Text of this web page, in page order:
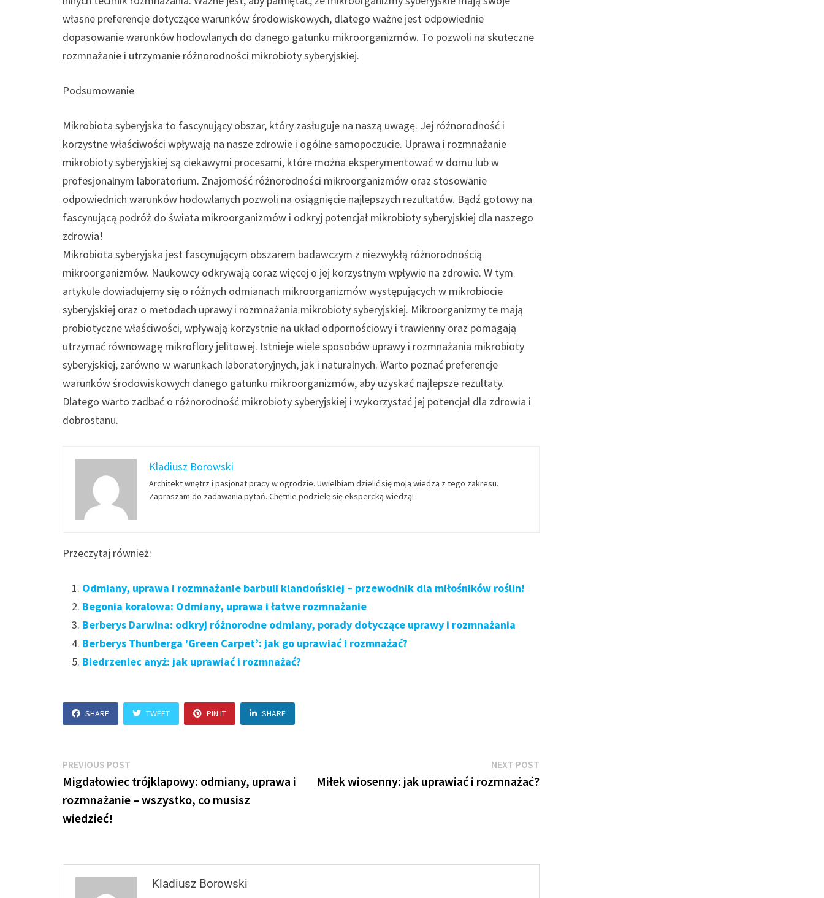
własne preferencje dotyczące warunków środowiskowych, dlatego ważne jest odpowiednie
dopasowanie warunków hodowlanych do danego gatunku mikroorganizmów. To pozwoli na skuteczne
rozmnażanie i utrzymanie różnorodności mikrobioty syberyjskiej.
Podsumowanie
Mikrobiota syberyjska to fascynujący obszar, który zasługuje na naszą uwagę. Jej różnorodność i
korzystne właściwości wpływają na nasze zdrowie i ogólne samopoczucie. Uprawa i rozmnażanie
mikrobioty syberyjskiej są ciekawymi procesami, które można eksperymentować w domu lub w
profesjonalnym laboratorium. Znajomość różnorodności mikroorganizmów oraz stosowanie
odpowiednich warunków hodowlanych pozwoli na osiągnięcie najlepszych rezultatów. Bądź gotowy na
fascynującą podróż do świata mikroorganizmów i odkryj potencjał mikrobioty syberyjskiej dla naszego
zdrowia!
Mikrobiota syberyjska jest fascynującym obszarem badawczym z niezwykłą różnorodnością
mikroorganizmów. Naukowcy odkrywają coraz więcej o jej korzystnym wpływie na zdrowie. W tym
artykule dowiadujemy się o różnych odmianach mikroorganizmów występujących w mikrobiocie
syberyjskiej oraz o metodach uprawy i rozmnażania mikrobioty syberyjskiej. Mikroorganizmy te mają
probiotyczne właściwości, wpływają korzystnie na układ odpornościowy i trawienny oraz pomagają
utrzymać równowagę mikroflory jelitowej. Istnieje wiele sposobów uprawy i rozmnażania mikrobioty
syberyjskiej, zarówno w warunkach laboratoryjnych, jak i naturalnych. Warto poznać preferencje
warunków środowiskowych danego gatunku mikroorganizmów, aby uzyskać najlepsze rezultaty.
Dlatego warto zadbać o różnorodność mikrobioty syberyjskiej i wykorzystać jej potencjał dla zdrowia i
dobrostanu.
Kladiusz Borowski
Architekt wnętrz i pasjonat pracy w ogrodzie. Uwielbiam dzielić się moją wiedzą z tego zakresu.
Zapraszam do zadawania pytań. Chętnie podzielę się ekspercką wiedzą!
Przeczytaj również:
Odmiany, uprawa i rozmnażanie barbuli klandońskiej – przewodnik dla miłośników roślin!
Begonia koralowa: Odmiany, uprawa i łatwe rozmnażanie
Berberys Darwina: odkryj różnorodne odmiany, porady dotyczące uprawy i rozmnażania
Berberys Thunberga 'Green Carpet’: jak go uprawiać i rozmnażać?
Biedrzeniec anyż: jak uprawiać i rozmnażać?
SHARE TWEET PIN IT SHARE
Nawigacja
wpisu
PREVIOUS POST
post:
Migdałowiec trójklapowy: odmiany, uprawa i
rozmnażanie – wszystko, co musisz
wiedzieć!
NEXT POST
post:
Miłek wiosenny: jak uprawiać i rozmnażać?
Kladiusz Borowski